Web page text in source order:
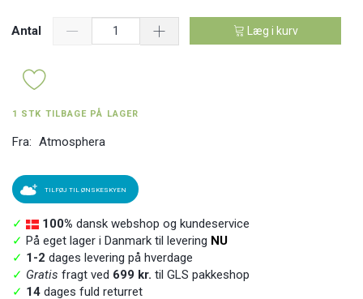
Antal Læg i kurv
1 STK TILBAGE PÅ LAGER
Fra: Atmosphera
TILFØJ TIL ØNSKESKYEN
✓ 100% dansk webshop og kundeservice
✓ På eget lager i Danmark til levering NU
✓ 1-2 dages levering på hverdage
✓ Gratis fragt ved 699 kr. til GLS pakkeshop
✓ 14 dages fuld returret